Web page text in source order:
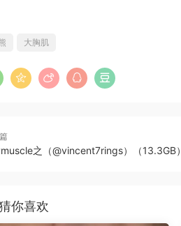
大胸肌
之（@vincent7rings）（13.3GB）
你喜欢